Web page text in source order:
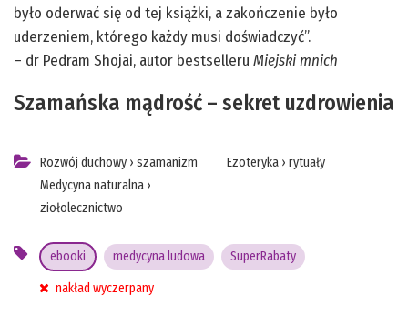
było oderwać się od tej książki, a zakończenie było
uderzeniem, którego każdy musi doświadczyć”.
– dr Pedram Shojai, autor bestselleru Miejski mnich
Szamańska mądrość – sekret uzdrowienia
Rozwój duchowy › szamanizm
Medycyna naturalna ›
ziołolecznictwo
Ezoteryka› rytuały
ebooki medycyna ludowa SuperRabaty
nakład wyczerpany